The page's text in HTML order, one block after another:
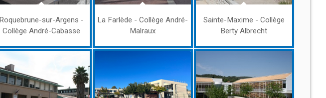
Roquebrune-sur-Argens -
Collège André-Cabasse
La Farlède - Collège André-
Malraux
Sainte-Maxime - Collège
Berty Albrecht